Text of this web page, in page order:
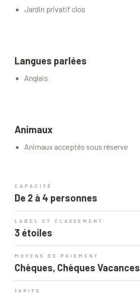
Jardin privatif clos
Langues parlées
Anglais
Animaux
Animaux acceptés sous réserve
CAPACITÉ
De 2 à 4 personnes
LABEL ET CLASSEMENT
3 étoiles
MOYENS DE PAIEMENT
Chèques, Chèques Vacances
TARIFS